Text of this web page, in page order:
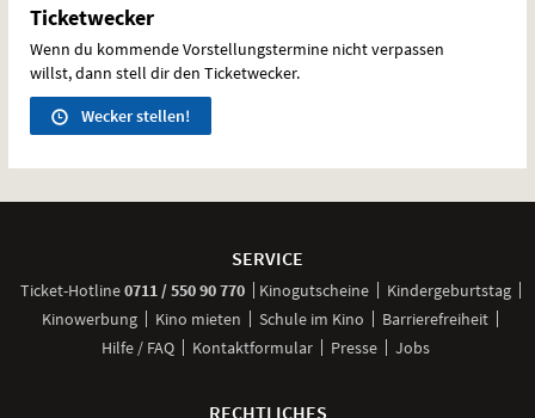
Ticketwecker
Wenn du kommende Vorstellungstermine nicht verpassen
willst, dann stell dir den Ticketwecker.
Wecker stellen!
SERVICE
Ticket-Hotline0711 / 550 90 770anrufen
Kinogutscheine
Kindergeburtstag
Kinowerbung
Kino mieten Schule im Kino
Barrierefreiheit
Hilfe / FAQ
Kontaktformular Presse Jobs
RECHTLICHES